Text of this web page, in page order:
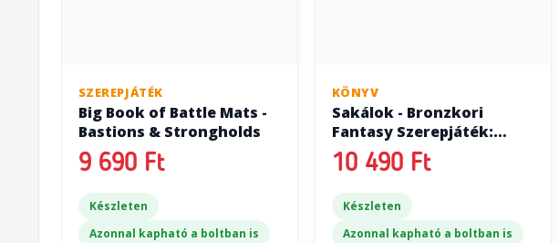
SZEREPJÁTÉK
Big Book of Battle Mats -
Bastions & Strongholds
9 690 Ft
Készleten
Azonnal kapható a boltban is
KÖNYV
Sakálok - Bronzkori
Fantasy Szerepjáték:
Vándorok a háború útján
10 490 Ft
Készleten
Azonnal kapható a boltban is